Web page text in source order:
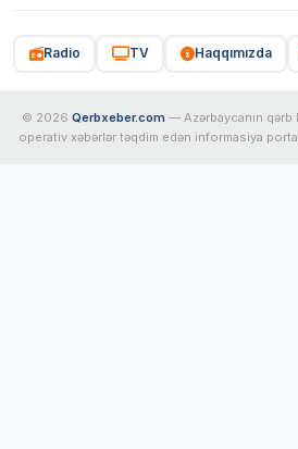
Radio TV Haqqımızda
© 2026 Qerbxeber.com — Azərbaycanın
operativ xəbərlər təqdim edən informasiya